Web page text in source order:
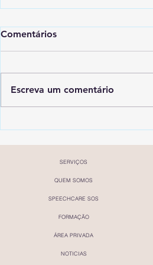
Comentários
Escreva um comentário
SERVIÇOS
QUEM SOMOS
SPEECHCARE SOS
FORMAÇÃO
ÁREA PRIVADA
NOTICIAS